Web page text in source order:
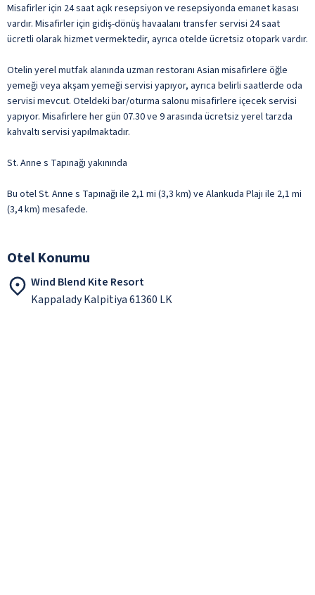
Misafirler için 24 saat açık resepsiyon ve resepsiyonda emanet kasası
vardır. Misafirler için gidiş-dönüş havaalanı transfer servisi 24 saat
ücretli olarak hizmet vermektedir, ayrıca otelde ücretsiz otopark vardır.
Otelin yerel mutfak alanında uzman restoranı Asian misafirlere öğle
yemeği veya akşam yemeği servisi yapıyor, ayrıca belirli saatlerde oda
servisi mevcut. Oteldeki bar/oturma salonu misafirlere içecek servisi
yapıyor. Misafirlere her gün 07.30 ve 9 arasında ücretsiz yerel tarzda
kahvaltı servisi yapılmaktadır.
St. Anne s Tapınağı yakınında
Bu otel St. Anne s Tapınağı ile 2,1 mi (3,3 km) ve Alankuda Plajı ile 2,1 mi
(3,4 km) mesafede.
Otel Konumu
Wind Blend Kite Resort
Kappalady Kalpitiya 61360 LK